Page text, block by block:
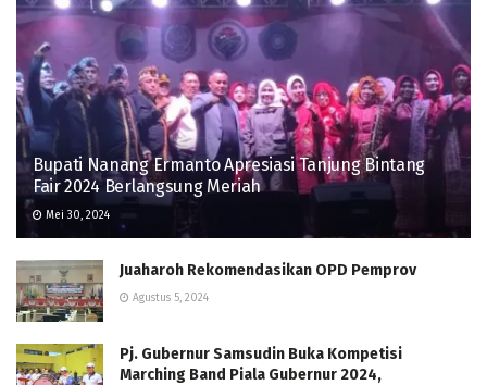
Bupati Nanang Ermanto Apresiasi Tanjung Bintang
Fair 2024 Berlangsung Meriah
Mei 30, 2024
Juaharoh Rekomendasikan OPD Pemprov
Agustus 5, 2024
Pj. Gubernur Samsudin Buka Kompetisi
Marching Band Piala Gubernur 2024,